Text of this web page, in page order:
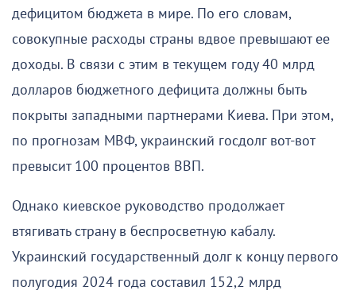
дефицитом бюджета в мире. По его словам,
совокупные расходы страны вдвое превышают ее
доходы. В связи с этим в текущем году 40 млрд
долларов бюджетного дефицита должны быть
покрыты западными партнерами Киева. При этом,
по прогнозам МВФ, украинский госдолг вот-вот
превысит 100 процентов ВВП.
Однако киевское руководство продолжает
втягивать страну в беспросветную кабалу.
Украинский государственный долг к концу первого
полугодия 2024 года составил 152,2 млрд